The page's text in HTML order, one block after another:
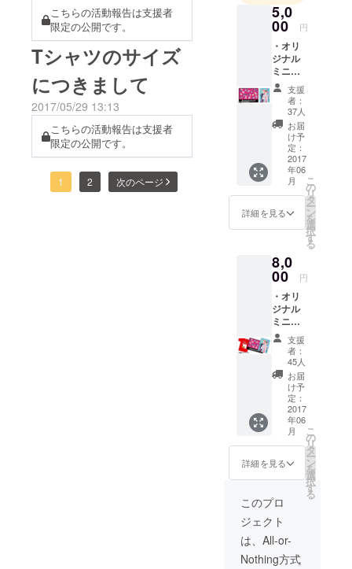
こちらの活動報告は支援者
限定の公開です。
Tシャツのサイズ
につきまして
2017/05/29 13:13
こちらの活動報告は支援者
限定の公開です。
1 2 次のページ
5,0
00 円
・オリ
ジナル
ミニ
キャラ
ブラン
ケット
・リカ
コ作！
二×高同
人誌 ・
特製ポ
スト
カード3
種類
支援
者：
37人
お届
け予
定：
2017
年06
月
詳細を見る
こ
の
リ
タ
ー
ン
を
選
択
す
る
8,0
00 円
・オリ
ジナル
ミニ
キャラ
ブラン
ケット
・リカ
コ作！
二×高同
人誌 ・
特製ポ
スト
カード3
種類 ・
高円寺
のにゃ
んカ
レーT
シャツ
※Tシャ
ツのサ
イズは
支援
者：
45人
お届
け予
定：
2017
年06
月
詳細を見る
こ
の
リ
タ
ー
ン
を
選
択
す
る
このプロ
ジェクト
は、All-or-
Nothing方式